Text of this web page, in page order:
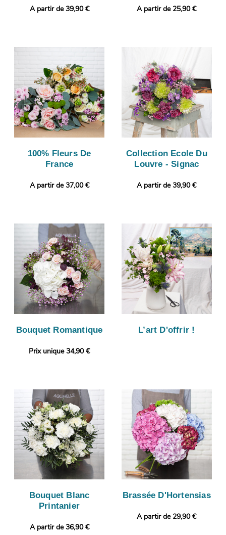
A partir de 39,90 € A partir de 25,90 €
100% Fleurs De
France
A partir de 37,00 €
Collection Ecole Du
Louvre - Signac
A partir de 39,90 €
Bouquet Romantique
Prix unique 34,90 €
L’art D'offrir !
Bouquet Blanc
Printanier
A partir de 36,90 €
Brassée D'Hortensias
A partir de 29,90 €